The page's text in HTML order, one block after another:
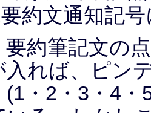
約文通知記
要約筆記文の
入れば、ピン
(1・2・3・4